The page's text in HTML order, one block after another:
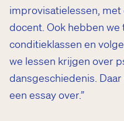
improvisatielessen,
docent. Ook hebben
conditieklassen en
we lessen krijgen over
dansgeschiedenis.
een essay over.”